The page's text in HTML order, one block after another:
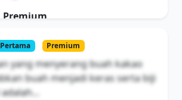
Premium
Akses
Premium
yang menyerang buah kakao
buah menjadi keras serta biji